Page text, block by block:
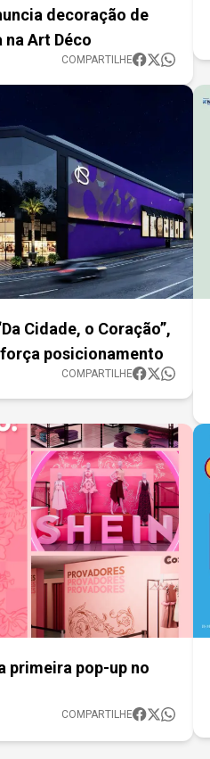
decoração de
Art Déco
COMPARTILHE
Cidade, o Coração”,
posicionamento
COMPARTILHE
primeira pop-up no
COMPARTILHE